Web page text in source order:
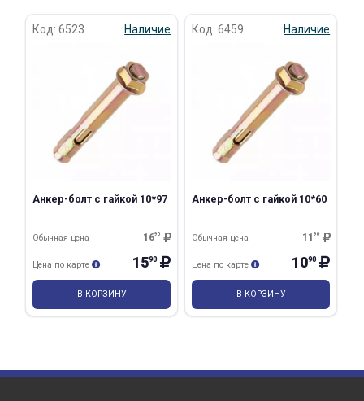
Код: 6523 Наличие
Анкер-болт с гайкой 10*97
1690
Обычная цена
1590
Цена по карте
В КОРЗИНУ
Код: 6459 Наличие
Анкер-болт с гайкой 10*60
1190
Обычная цена
1090
Цена по карте
В КОРЗИНУ